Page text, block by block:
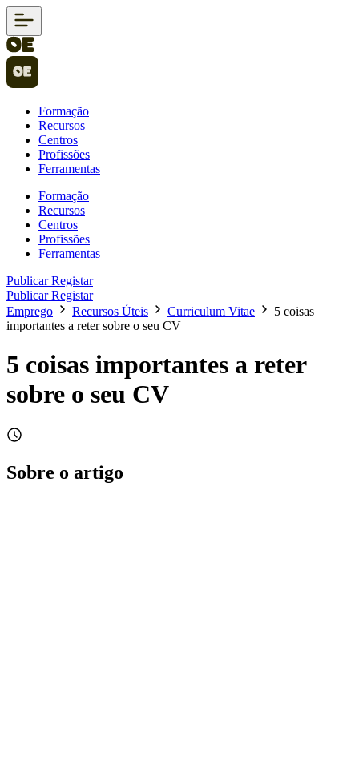
Formação
Recursos
Centros
Profissões
Ferramentas
Formação
Recursos
Centros
Profissões
Ferramentas
PublicarRegistar
PublicarRegistar
Emprego
Recursos Úteis Curriculum Vitae
5 coisas
importantes a reter sobre o seu CV
5 coisas importantes a reter
sobre o seu CV
Sobre o artigo